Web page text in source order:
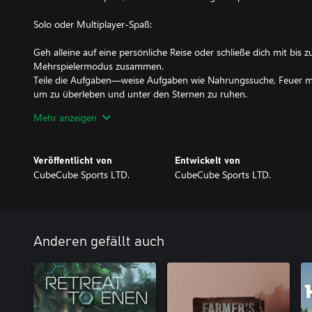
Solo oder Multiplayer-Spaß:
Geh alleine auf eine persönliche Reise oder schließe dich mit bis
Mehrspielermodus zusammen.
Teile die Aufgaben—weise Aufgaben wie Nahrungssuche, Feuer
um zu überleben und unter den Sternen zu ruhen.
Dynamische Naturbedingungen:
Umwelteinflüssen.
Überwache die Gesundheit, Körpertemperatur und Energielevels
Keine festen Rollen—koordiniere dich mit deinem Team und teile
Arbeite zusammen, um die Hindernisse der Natur zu überwinden
gedeihen.
Ob du Ruhe oder Überleben suchst, Camping Simulator bietet
Herzen der Natur. Bereite dich gut vor, erkunde frei und höre auf
Mehr anzeigen
Veröffentlicht von
CubeCube Sports LTD.
Entwickelt von
CubeCube Sports LTD.
Anderen gefällt auch